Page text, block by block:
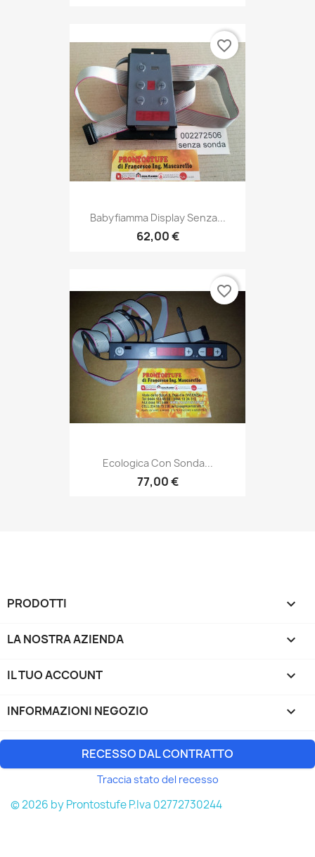
Babyfiamma Display Senza...
62,00 €
favorite_border
Ecologica Con Sonda...
77,00 €
favorite_border
PRODOTTI 
LA NOSTRA AZIENDA 
IL TUO ACCOUNT 
INFORMAZIONI NEGOZIO keyboard_arrow_down
RECESSO DAL CONTRATTO
Traccia stato del recesso
© 2026 by Prontostufe P.Iva 02772730244